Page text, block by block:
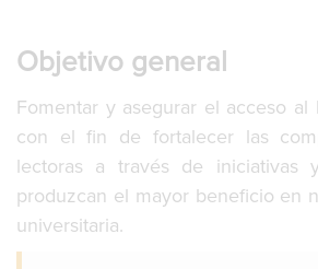
Objetivo general
Fomentar y asegurar el acceso
con el fin de fortalecer las
lectoras a través de iniciativas
produzcan el mayor beneficio en
universitaria.